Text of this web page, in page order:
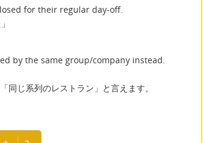
for their regular day-off.
by the same group/company instead.
じ系列のレストラン」と言えます。